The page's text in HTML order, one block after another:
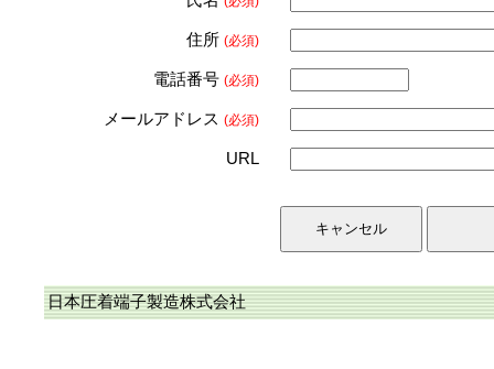
住所 (必須)
電話番号 (必須)
メールアドレス (必須)
URL
日本圧着端子製造株式会社